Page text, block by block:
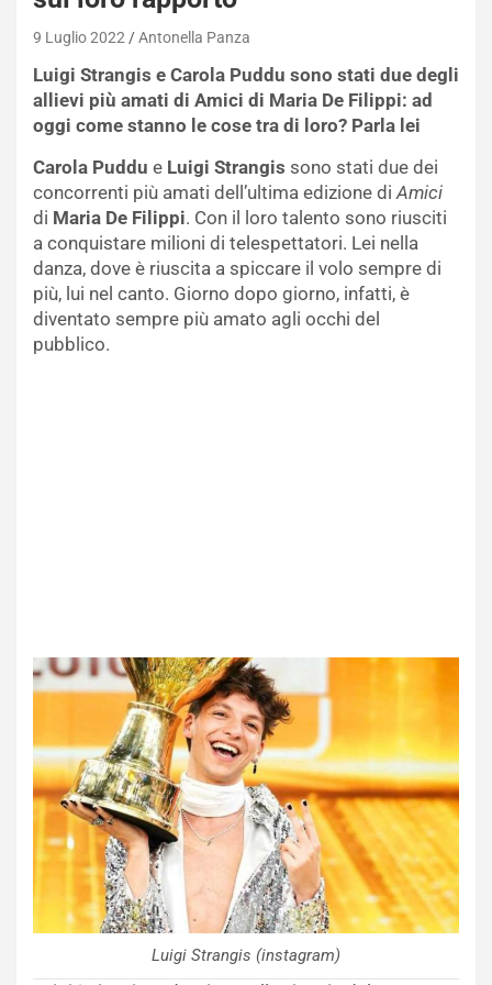
9 Luglio 2022 Antonella Panza
Luigi Strangis e Carola Puddu sono stati due degli
allievi più amati di Amici di Maria De Filippi: ad
oggi come stanno le cose tra di loro? Parla lei
Carola Puddu e Luigi Strangis sono stati due dei
concorrenti più amati dell’ultima edizione di Amici
di Maria De Filippi. Con il loro talento sono riusciti
a conquistare milioni di telespettatori. Lei nella
danza, dove è riuscita a spiccare il volo sempre di
più, lui nel canto. Giorno dopo giorno, infatti, è
diventato sempre più amato agli occhi del
pubblico.
Luigi Strangis (instagram)